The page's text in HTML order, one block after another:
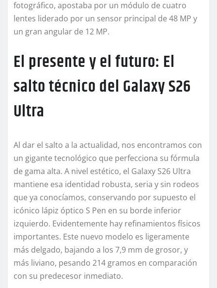
fotográfico, apostaba por un módulo de cuatro
lentes liderado por un sensor principal de 48 MP y
un gran angular de 12 MP.
El presente y el futuro: El
salto técnico del Galaxy S26
Ultra
Al dar el salto a la actualidad, nos encontramos con
un gigante tecnológico que perfecciona su fórmula
de gama alta. A nivel estético, el Galaxy S26 Ultra
mantiene esa identidad robusta, seria y sin rodeos
que ya conocíamos, conservando por supuesto el
icónico lápiz óptico S Pen en su borde inferior
izquierdo. Evidentemente hay refinamientos físicos
importantes. Este nuevo modelo es ligeramente
más delgado, bajando a los 7,9 mm de grosor, y
más liviano, pesando 214 gramos en comparación
con su predecesor inmediato.